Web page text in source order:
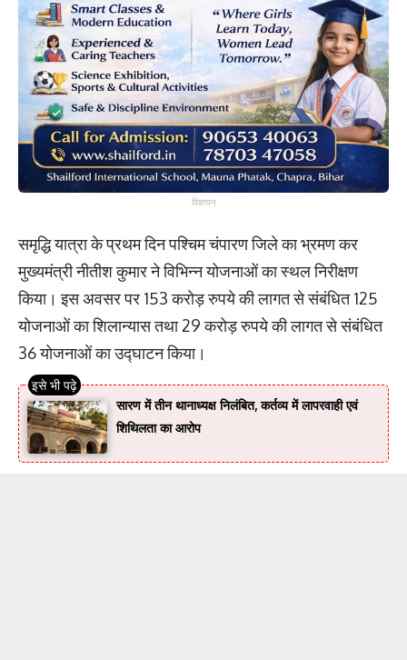
विज्ञापन
समृद्धि यात्रा के प्रथम दिन पश्चिम चंपारण जिले का भ्रमण कर
मुख्यमंत्री नीतीश कुमार ने विभिन्न योजनाओं का स्थल निरीक्षण
किया। इस अवसर पर 153 करोड़ रुपये की लागत से संबंधित 125
योजनाओं का शिलान्यास तथा 29 करोड़ रुपये की लागत से संबंधित
36 योजनाओं का उद्घाटन किया।
सारण में तीन थानाध्यक्ष निलंबित, कर्तव्य में लापरवाही एवं
शिथिलता का आरोप